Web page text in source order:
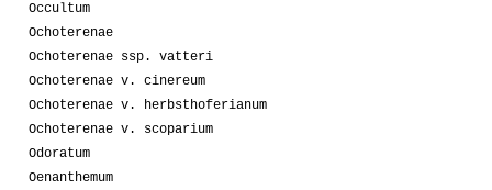
Occultum
Ochoterenae
Ochoterenae ssp. vatteri
Ochoterenae v. cinereum
Ochoterenae v. herbsthoferianum
Ochoterenae v. scoparium
Odoratum
Oenanthemum